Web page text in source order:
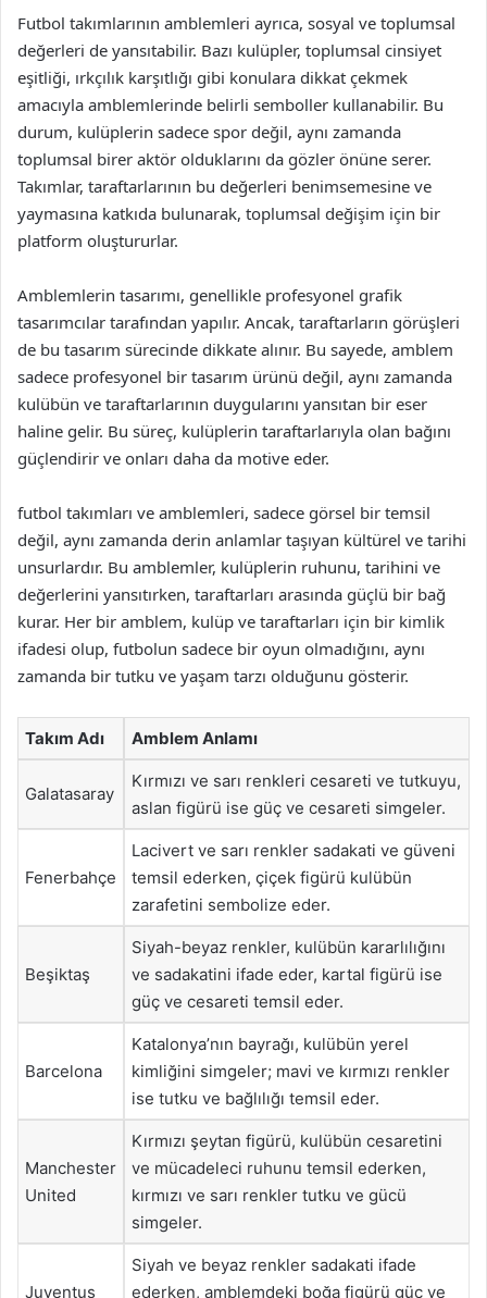
Futbol takımlarının amblemleri ayrıca, sosyal ve toplumsal
değerleri de yansıtabilir. Bazı kulüpler, toplumsal cinsiyet
eşitliği, ırkçılık karşıtlığı gibi konulara dikkat çekmek
amacıyla amblemlerinde belirli semboller kullanabilir. Bu
durum, kulüplerin sadece spor değil, aynı zamanda
toplumsal birer aktör olduklarını da gözler önüne serer.
Takımlar, taraftarlarının bu değerleri benimsemesine ve
yaymasına katkıda bulunarak, toplumsal değişim için bir
platform oluştururlar.
Amblemlerin tasarımı, genellikle profesyonel grafik
tasarımcılar tarafından yapılır. Ancak, taraftarların görüşleri
de bu tasarım sürecinde dikkate alınır. Bu sayede, amblem
sadece profesyonel bir tasarım ürünü değil, aynı zamanda
kulübün ve taraftarlarının duygularını yansıtan bir eser
haline gelir. Bu süreç, kulüplerin taraftarlarıyla olan bağını
güçlendirir ve onları daha da motive eder.
futbol takımları ve amblemleri, sadece görsel bir temsil
değil, aynı zamanda derin anlamlar taşıyan kültürel ve tarihi
unsurlardır. Bu amblemler, kulüplerin ruhunu, tarihini ve
değerlerini yansıtırken, taraftarları arasında güçlü bir bağ
kurar. Her bir amblem, kulüp ve taraftarları için bir kimlik
ifadesi olup, futbolun sadece bir oyun olmadığını, aynı
zamanda bir tutku ve yaşam tarzı olduğunu gösterir.
Takım Adı Amblem Anlamı
Galatasaray
Kırmızı ve sarı renkleri cesareti ve tutkuyu,
aslan figürü ise güç ve cesareti simgeler.
Fenerbahçe
Lacivert ve sarı renkler sadakati ve güveni
temsil ederken, çiçek figürü kulübün
zarafetini sembolize eder.
Beşiktaş
Siyah-beyaz renkler, kulübün kararlılığını
ve sadakatini ifade eder, kartal figürü ise
güç ve cesareti temsil eder.
Barcelona
Katalonya’nın bayrağı, kulübün yerel
kimliğini simgeler; mavi ve kırmızı renkler
ise tutku ve bağlılığı temsil eder.
Manchester
United
Kırmızı şeytan figürü, kulübün cesaretini
ve mücadeleci ruhunu temsil ederken,
kırmızı ve sarı renkler tutku ve gücü
simgeler.
Juventus
Siyah ve beyaz renkler sadakati ifade
ederken, amblemdeki boğa figürü güç ve